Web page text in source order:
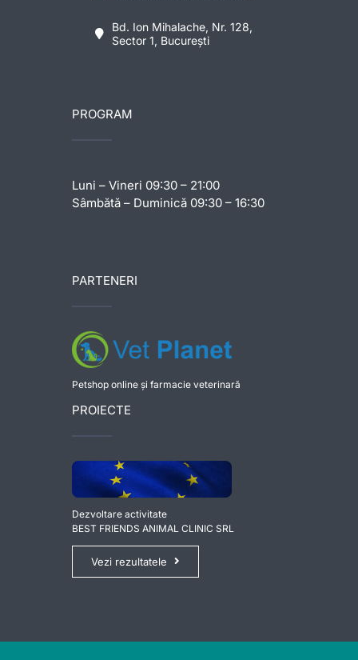
Bd. Ion Mihalache, Nr. 128,
Sector 1, București
PROGRAM
Luni – Vineri 09:30 – 21:00
Sâmbătă – Duminică 09:30 – 16:30
PARTENERI
Petshop online și farmacie veterinară
PROIECTE
Dezvoltare activitate
BEST FRIENDS ANIMAL CLINIC SRL
Vezi rezultatele